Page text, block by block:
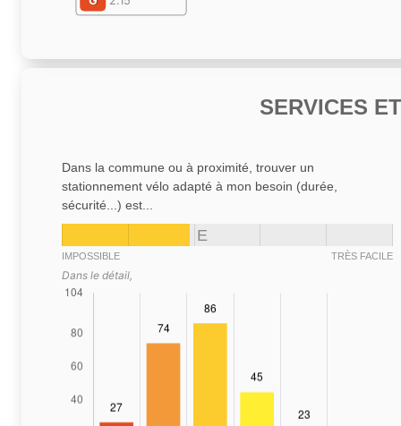
SERVICES
Dans la commune ou à proximité, trouver un
stationnement vélo adapté à mon besoin (durée,
sécurité...) est...
E
IMPOSSIBLE TRÈS FACILE
Dans le détail,